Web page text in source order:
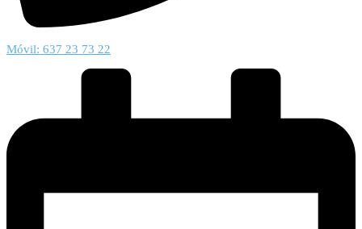
Móvil: 637 23 73 22